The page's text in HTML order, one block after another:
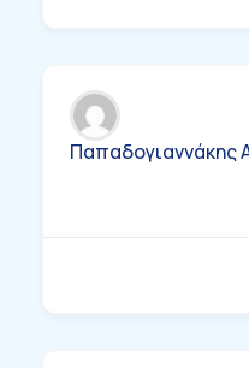
Παπαδογιαννάκης